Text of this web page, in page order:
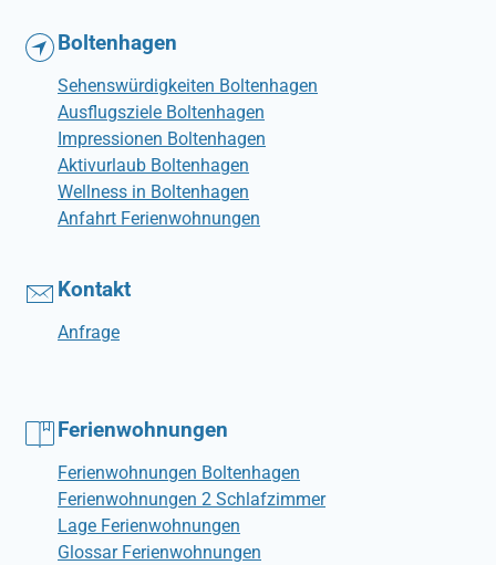
Boltenhagen
Sehenswürdigkeiten Boltenhagen
Ausflugsziele Boltenhagen
Impressionen Boltenhagen
Aktivurlaub Boltenhagen
Wellness in Boltenhagen
Anfahrt Ferienwohnungen
Kontakt
Anfrage
Ferienwohnungen
Ferienwohnungen Boltenhagen
Ferienwohnungen 2 Schlafzimmer
Lage Ferienwohnungen
Glossar Ferienwohnungen